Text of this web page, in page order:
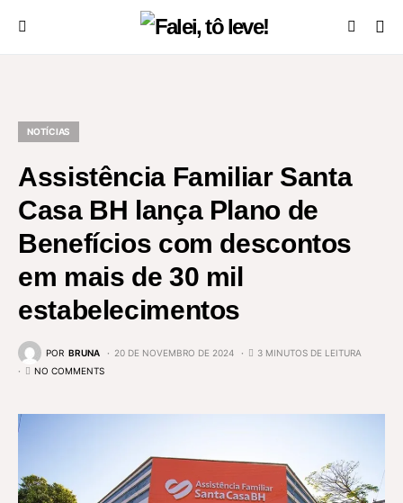
NOTÍCIAS
Assistência Familiar Santa
Casa BH lança Plano de
Benefícios com descontos
em mais de 30 mil
estabelecimentos
POR BRUNA 20 DE NOVEMBRO DE 2024
3 MINUTOS DE LEITURA
NO COMMENTS